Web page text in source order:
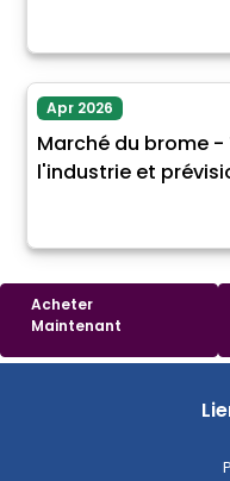
Apr 2026
Marché du brome
l'industrie et
Acheter
Maintenant